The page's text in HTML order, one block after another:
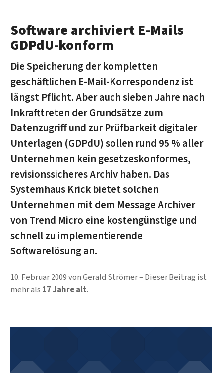
Software archiviert E-Mails
GDPdU-konform
Die Speicherung der kompletten
geschäftlichen E-Mail-Korrespondenz ist
längst Pflicht. Aber auch sieben Jahre nach
Inkrafttreten der Grundsätze zum
Datenzugriff und zur Prüfbarkeit digitaler
Unterlagen (GDPdU) sollen rund 95 % aller
Unternehmen kein gesetzeskonformes,
revisionssicheres Archiv haben. Das
Systemhaus Krick bietet solchen
Unternehmen mit dem Message Archiver
von Trend Micro eine kostengünstige und
schnell zu implementierende
Softwarelösung an.
10. Februar 2009vonGerald Strömer
Dieser Beitrag ist
mehr als 17 Jahre alt.